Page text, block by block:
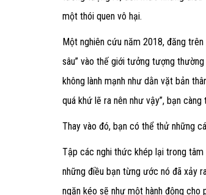
một thói quen vô hại.
Một nghiên cứu năm 2018, đăng trên
sâu” vào thế giới tưởng tượng
không lành mạnh như dằn vặt bản
quá khứ lẽ ra nên như vậy”, bạn
Thay vào đó, bạn có thể thử những
Tập các nghi thức khép lại trong tâm
những điều bạn từng ước nó đã xảy
ngăn kéo sẽ như một hành động